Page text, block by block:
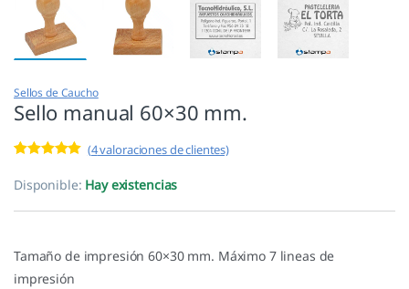
Sellos de Caucho
Sello manual 60×30 mm.
5.00de 5 en
base a
(4valoraciones de clientes)
Disponible: Hay existencias
Tamaño de impresión 60×30 mm. Máximo 7 lineas de
impresión